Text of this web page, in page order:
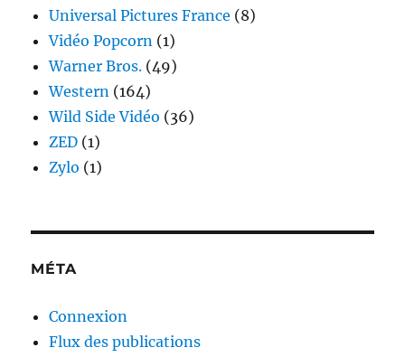
Universal Pictures France (8)
Vidéo Popcorn (1)
Warner Bros. (49)
Western (164)
Wild Side Vidéo (36)
ZED (1)
Zylo (1)
MÉTA
Connexion
Flux des publications